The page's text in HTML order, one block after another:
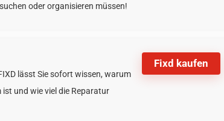
oder organisieren müssen!
Fixd kaufen
lässt Sie sofort wissen, warum
und wie viel die Reparatur